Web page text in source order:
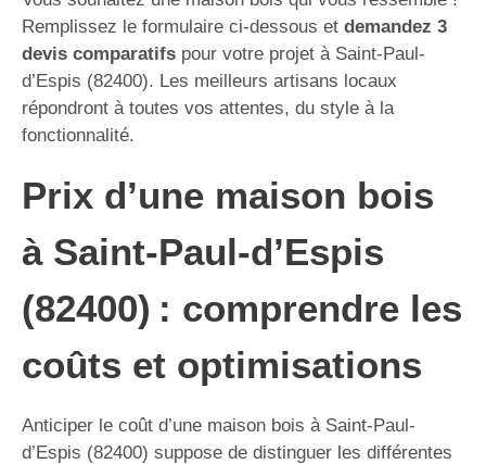
Remplissez le formulaire ci-dessous et demandez 3
devis comparatifs pour votre projet à Saint-Paul-
d’Espis (82400). Les meilleurs artisans locaux
répondront à toutes vos attentes, du style à la
fonctionnalité.
Prix d’une maison bois
à Saint-Paul-d’Espis
(82400) : comprendre les
coûts et optimisations
Anticiper le coût d’une maison bois à Saint-Paul-
d’Espis (82400) suppose de distinguer les différentes